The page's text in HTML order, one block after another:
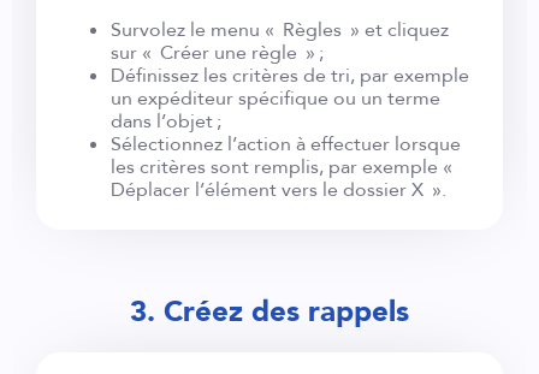
Survolez le menu « Règles » et cliquez
sur « Créer une règle » ;
Définissez les critères de tri, par exemple
un expéditeur spécifique ou un terme
dans l’objet ;
Sélectionnez l’action à effectuer lorsque
les critères sont remplis, par exemple «
Déplacer l’élément vers le dossier X ».
3. Créez des rappels